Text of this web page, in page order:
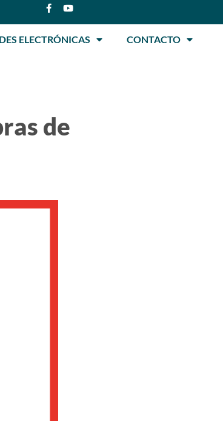
ELECTRÓNICAS CONTACTO
de